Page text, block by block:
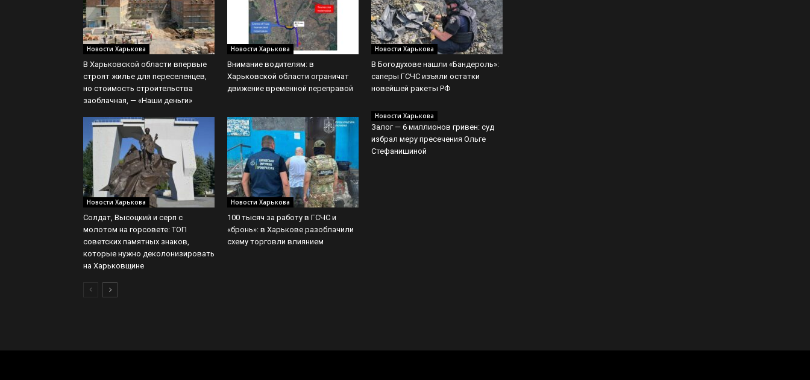
Новости Харькова
В Харьковской области впервые
строят жилье для переселенцев,
но стоимость строительства
заоблачная, — «Наши деньги»
Новости Харькова
Внимание водителям: в
Харьковской области ограничат
движение временной переправой
Новости Харькова
В Богодухове нашли «Бандероль»:
саперы ГСЧС изъяли остатки
новейшей ракеты РФ
Новости Харькова
Солдат, Высоцкий и серп с
молотом на горсовете: ТОП
советских памятных знаков,
которые нужно деколонизировать
на Харьковщине
Новости Харькова
100 тысяч за работу в ГСЧС и
«бронь»: в Харькове разоблачили
схему торговли влиянием
Новости Харькова
Залог — 6 миллионов гривен: суд
избрал меру пресечения Ольге
Стефанишиной